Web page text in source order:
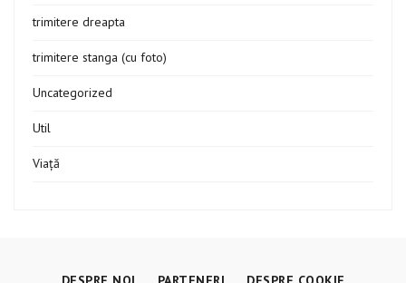
trimitere dreapta
trimitere stanga (cu foto)
Uncategorized
Util
Viață